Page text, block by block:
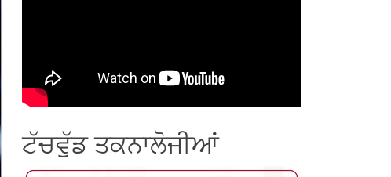
ਟੱਚਵੁੱਡ ਤਕਨਾਲੋਜੀਆਂ